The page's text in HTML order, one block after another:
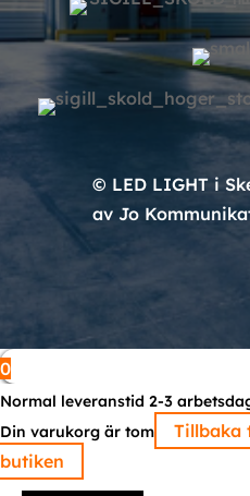
© LED LIGHT i
av Jo
0
Normal leveranstid 2-3
Din varukorg är tom
Tillbaka
butiken